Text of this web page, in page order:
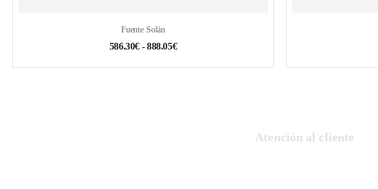
Fuente Solán
586.30€ - 888.05€
Atención al cliente